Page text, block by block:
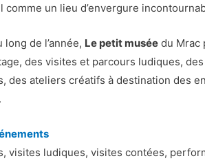
comme un lieu d’envergure
long de l’année, Le petit musée du Mrac
des visites et parcours ludiques,
des ateliers créatifs à destination des
visites ludiques, visites contées,